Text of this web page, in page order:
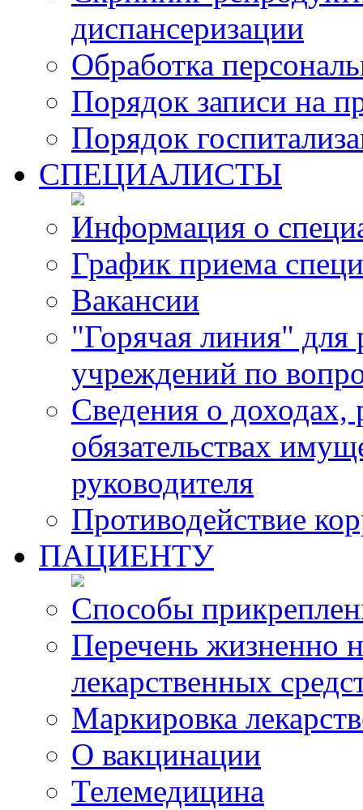
диспансеризации
Обработка
Порядок записи на
Порядок
СПЕЦИАЛИСТЫ
Информация о
График приема
Вакансии
"Горячая линия"
учреждений по
Сведения о доходах,
обязательствах
руководителя
Противодействие
ПАЦИЕНТУ
Способы
Перечень жизненно
лекарственных
Маркировка
О вакцинации
Телемедицина